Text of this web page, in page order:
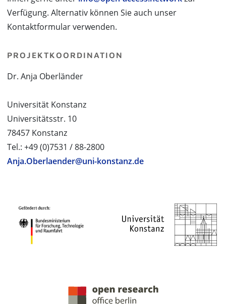
Verfügung. Alternativ können Sie auch unser
Kontaktformular verwenden.
PROJEKTKOORDINATION
Dr. Anja Oberländer
Universität Konstanz
Universitätsstr. 10
78457 Konstanz
Tel.: +49 (0)7531 / 88-2800
Anja.Oberlaender@uni-konstanz.de